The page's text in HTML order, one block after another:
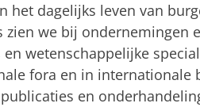
het dagelijks leven van
zien we bij ondernemingen
en wetenschappelijke
fora en in internationale
en